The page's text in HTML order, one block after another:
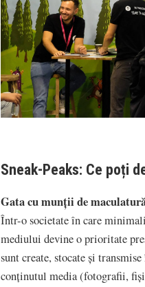
Sneak-Peaks: Ce poți
Gata cu munții de
Într-o societate în care
mediului devine o prioritate
sunt create, stocate și
conţinutul media (fotografii,